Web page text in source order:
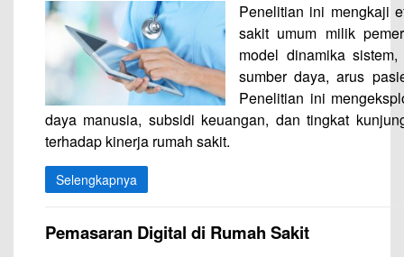
Penelitian ini mengkaji
sakit umum milik
model dinamika
sumber daya, arus
Penelitian ini
daya manusia, subsidi keuangan, dan tingkat
terhadap kinerja rumah sakit.
Selengkapnya
Pemasaran Digital di Rumah Sakit